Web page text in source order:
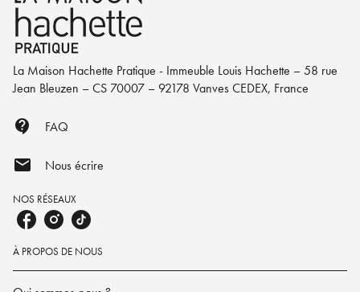
La Maison Hachette Pratique - Immeuble Louis Hachette – 58 rue
Jean Bleuzen – CS 70007 – 92178 Vanves CEDEX, France
contact_support FAQ
mail Nous écrire
NOS RÉSEAUX
À PROPOS DE NOUS